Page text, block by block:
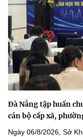
Đà Nẵng tập huấn
cán bộ cấp xã,
Ngày 06/8/2026, Sở